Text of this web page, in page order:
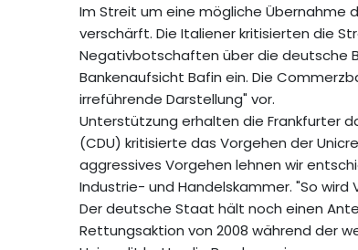
Im Streit um eine mögliche Übernahme
verschärft. Die Italiener kritisierten die
Negativbotschaften über die deutsche
Bankenaufsicht Bafin ein. Die
irreführende Darstellung" vor.
Unterstützung erhalten die Frankfurter
(CDU) kritisierte das Vorgehen der
aggressives Vorgehen lehnen wir
Industrie- und Handelskammer. "So
Der deutsche Staat hält noch einen
Rettungsaktion von 2008 während der